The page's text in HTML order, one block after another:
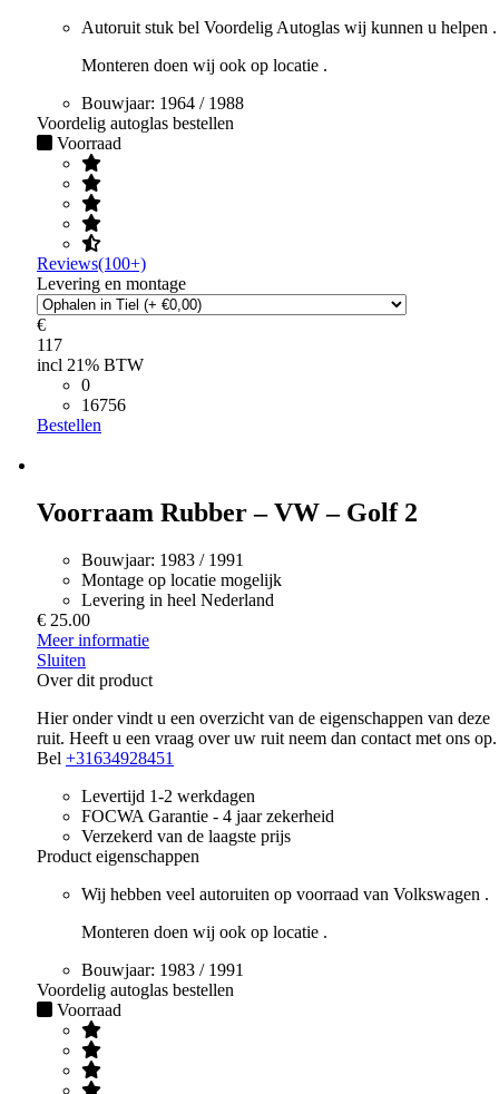
Autoruit stuk bel Voordelig Autoglas wij kunnen u helpen .
Monteren doen wij ook op locatie .
Bouwjaar: 1964 / 1988
Voordelig autoglas bestellen
Voorraad
Reviews(100+)
Levering en montage
€
117
incl 21% BTW
0
16756
Bestellen
Voorraam Rubber – VW – Golf 2
Bouwjaar: 1983 / 1991
Montage op locatie mogelijk
Levering in heel Nederland
€ 25.00
Meer informatie
Sluiten
Over dit product
Hier onder vindt u een overzicht van de eigenschappen van deze
ruit. Heeft u een vraag over uw ruit neem dan contact met ons op.
Bel +31634928451
Levertijd 1-2 werkdagen
FOCWA Garantie - 4 jaar zekerheid
Verzekerd van de laagste prijs
Product eigenschappen
Wij hebben veel autoruiten op voorraad van Volkswagen .
Monteren doen wij ook op locatie .
Bouwjaar: 1983 / 1991
Voordelig autoglas bestellen
Voorraad